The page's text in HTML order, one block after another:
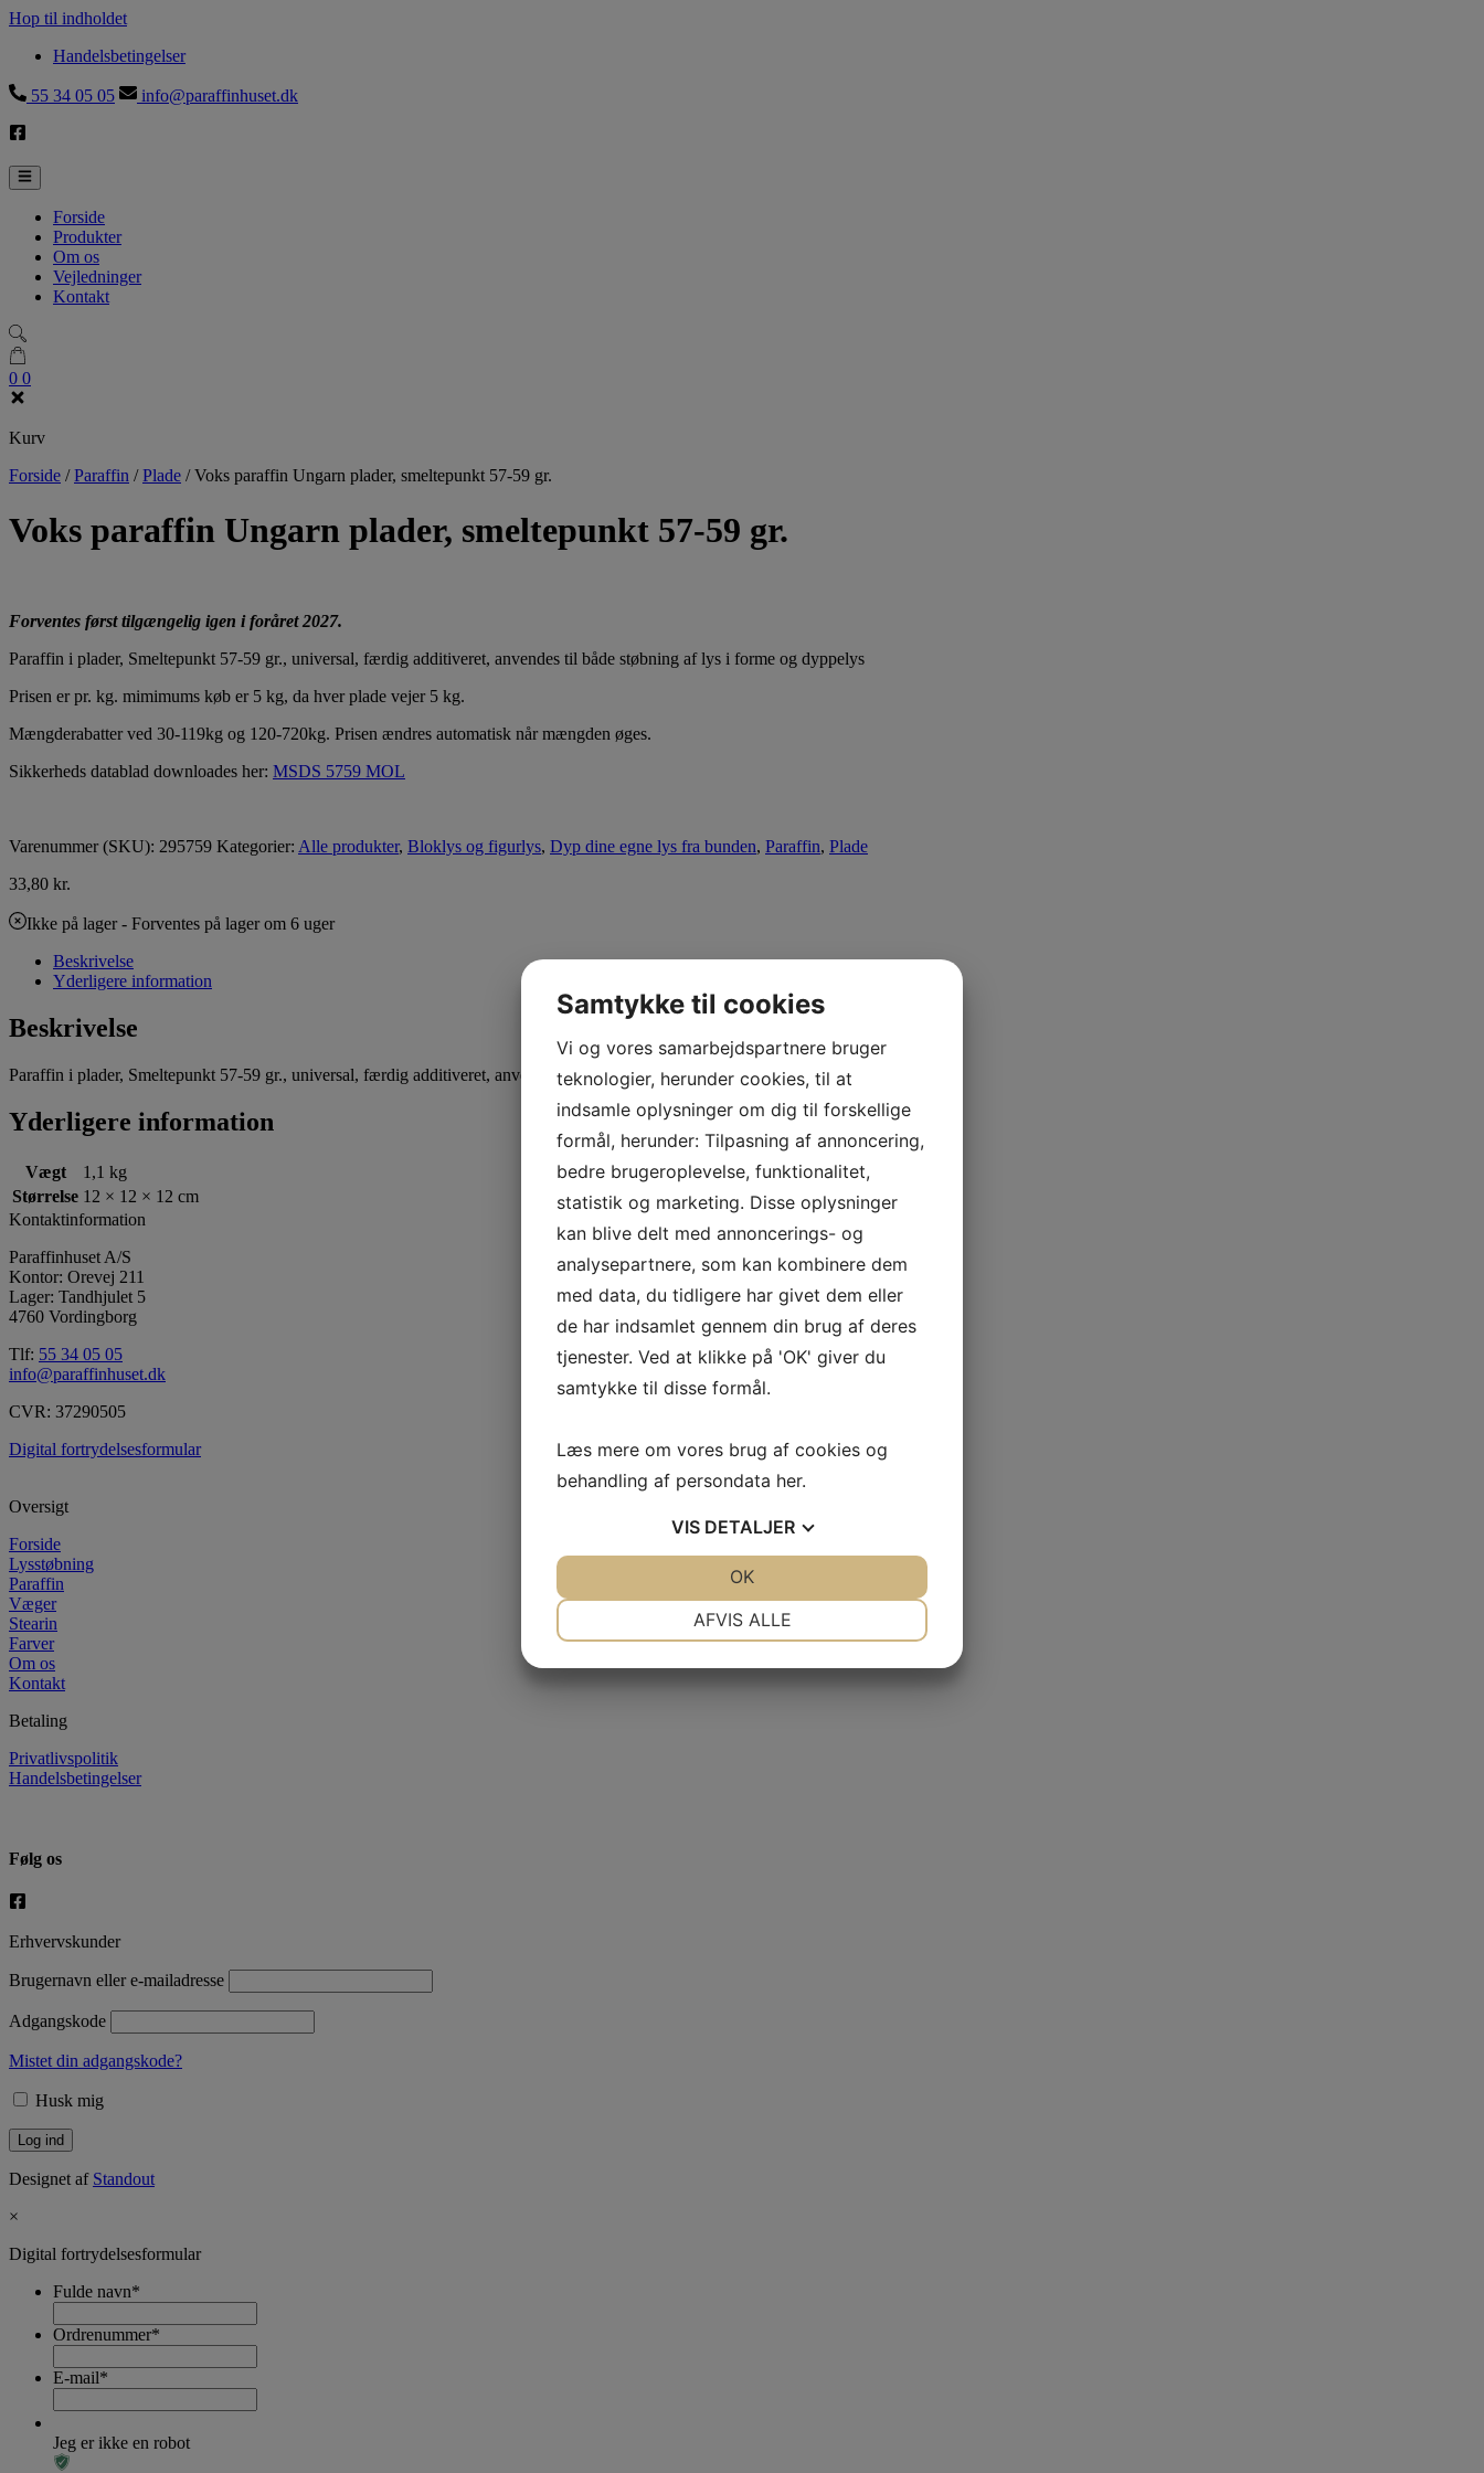
Hop til indholdet
Handelsbetingelser
55 34 05 05 info@paraffinhuset.dk
Forside
Produkter
Om os
Vejledninger
Kontakt
0 0
Kurv
Forside /Paraffin /Plade /Voks paraffin Ungarn plader, smeltepunkt 57-59 gr.
Voks paraffin Ungarn plader, smeltepunkt 57-59 gr.
Forventes først tilgængelig igen i foråret 2027.
Paraffin i plader, Smeltepunkt 57-59 gr., universal, færdig additiveret, anvendes til både støbning af lys i forme og dyppelys
Prisen er pr. kg. mimimums køb er 5 kg, da hver plade vejer 5 kg.
Mængderabatter ved 30-119kg og 120-720kg. Prisen ændres automatisk når mængden øges.
Sikkerheds datablad downloades her: MSDS 5759 MOL
Varenummer (SKU): 295759 Kategorier: Alle produkter, Bloklys og figurlys, Dyp dine egne lys fra bunden, Paraffin, Plade
33,80 kr.
Ikke på lager- Forventes på lager om 6 uger
Beskrivelse
Yderligere information
Beskrivelse
Paraffin i plader, Smeltepunkt 57-59 gr., universal, færdig additiveret, anvendes til både støbning af lys i forme og dyppelys
Yderligere information
Vægt
1,1 kg
Størrelse 12 × 12 × 12 cm
Kontaktinformation
Paraffinhuset A/S
Kontor: Orevej 211
Lager: Tandhjulet 5
4760 Vordingborg
Tlf: 55 34 05 05
info@paraffinhuset.dk
CVR: 37290505
Digital fortrydelsesformular
Oversigt
Forside
Lysstøbning
Paraffin
Væger
Stearin
Farver
Om os
Kontakt
Betaling
Privatlivspolitik
Handelsbetingelser
Følg os
Erhvervskunder
Brugernavn eller e-mailadresse
Adgangskode
Mistet din adgangskode?
Husk mig
Designet af Standout
×
Digital fortrydelsesformular
Fulde navn*
Ordrenummer*
E-mail*
Jeg er ikke en robot
Samtykke til cookies
Vi og vores samarbejdspartnere bruger
teknologier, herunder cookies, til at
indsamle oplysninger om dig til forskellige
formål, herunder: Tilpasning af annoncering,
bedre brugeroplevelse, funktionalitet,
statistik og marketing. Disse oplysninger
kan blive delt med annoncerings- og
analysepartnere, som kan kombinere dem
med data, du tidligere har givet dem eller
de har indsamlet gennem din brug af deres
tjenester. Ved at klikke på 'OK' giver du
samtykke til disse formål.
Læs mere om vores brug af cookies og
behandling af persondata her.
VIS DETALJER
AFVIS ALLE
OK